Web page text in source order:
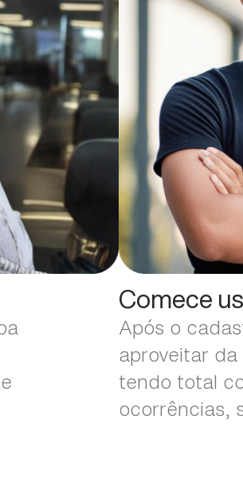
Comece
Após o
aproveitar da
tendo total
ocorrências,